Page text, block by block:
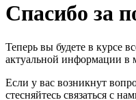
Спасибо за
Теперь вы будете в курсе
актуальной информации в
Если у вас возникнут
стесняйтесь связаться с